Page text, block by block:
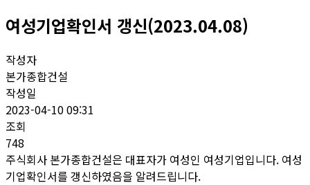
여성기업확인서 갱신(2023.04.08)
작성자
본가종합건설
작성일
2023-04-10 09:31
조회
748
주식회사 본가종합건설은 대표자가 여성인 여성기업입니다. 여성
기업확인서를 갱신하였음을 알려드립니다.